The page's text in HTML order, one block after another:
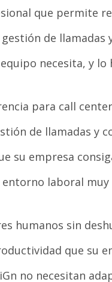
que permite
de llamadas
necesita, y
para call
de llamadas y
su empresa
laboral
humanos sin
que su
no necesitan